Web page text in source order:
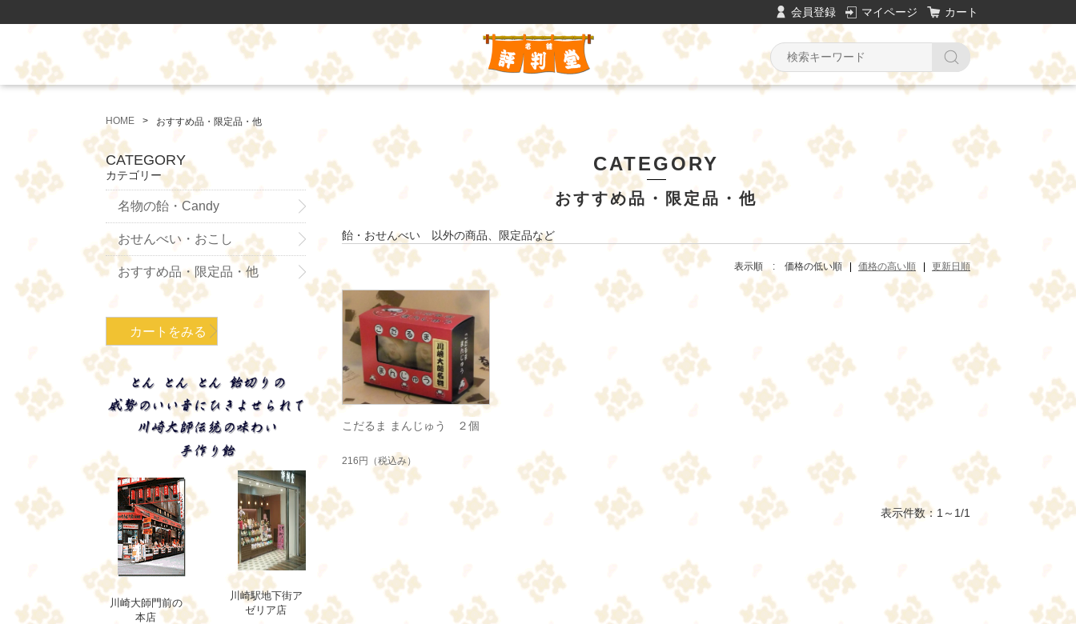
会員登録 マイページ カート
HOME おすすめ品・限定品・他
CATEGORY
おすすめ品・限定品・他
飴・おせんべい 以外の商品、限定品など
表示順 : 価格の低い順 価格の高い順 更新日順
こだるま まんじゅう ２個
216円 （税込み）
表示件数：1～1/1
CATEGORY
カテゴリー
名物の飴・Candy
おせんべい・おこし
おすすめ品・限定品・他
カートをみる
川崎大師門前の
本店
川崎駅地下街ア
ゼリア店